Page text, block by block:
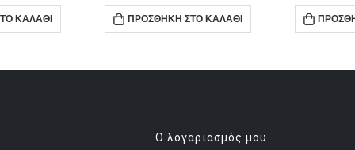
ΚΑΛΆΘΙ ΠΡΟΣΘΉΚΗ ΣΤΟ ΚΑΛΆΘΙ
Ο λογαριασμός μου